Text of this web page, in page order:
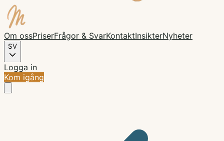
Om ossPriserFrågor & SvarKontaktInsikterNyheter
SV
Logga in
Kom igång